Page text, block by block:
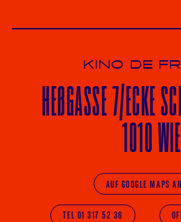
KINO DE
HEßGASSE 7/ECKE
1010
AUF GOOGLE MAPS
TEL 01 317 52 36